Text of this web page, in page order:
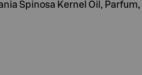
Spinosa Kernel Oil,